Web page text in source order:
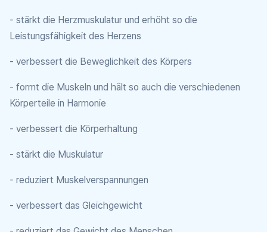
- stärkt die Herzmuskulatur und erhöht so die
Leistungsfähigkeit des Herzens
- verbessert die Beweglichkeit des Körpers
- formt die Muskeln und hält so auch die verschiedenen
Körperteile in Harmonie
- verbessert die Körperhaltung
- stärkt die Muskulatur
- reduziert Muskelverspannungen
- verbessert das Gleichgewicht